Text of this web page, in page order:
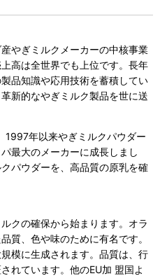
やぎミルクメーカーの中核事業
高は全世界でも上位です。長年
品知識や応用技術を蓄積してい
新的なやぎミルク製品を世に送
1997年以来やぎミルクパウダー
最大のメーカーに成長しまし
パウダーを、高品質の原乳を確
クの確保から始まります。オラ
質、色や味のために有名です。
模に生成されます。品質は、行
れています。他のEU加 盟国よ